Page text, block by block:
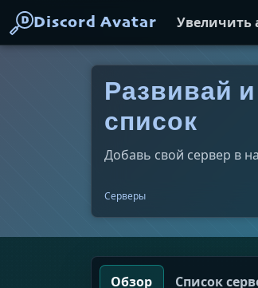
Discord Avatar Увеличить
Развивай
список
Добавь свой сервер в
Серверы
Обзор Список